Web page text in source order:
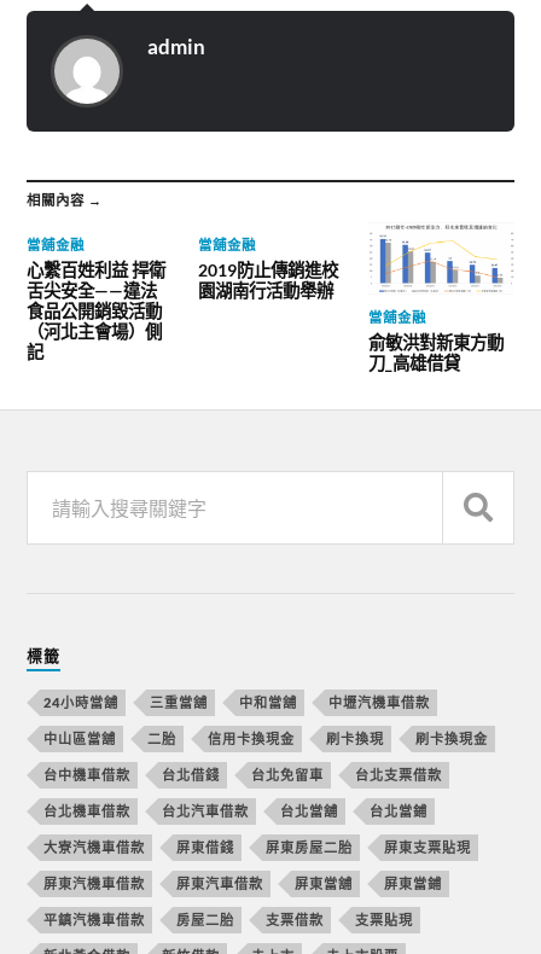
admin
相關內容 →
當舖金融
心繫百姓利益 捍衛
舌尖安全——違法
食品公開銷毀活動
（河北主會場）側
記
當舖金融
2019防止傳銷進校
園湖南行活動舉辦
當舖金融
俞敏洪對新東方動
刀_高雄借貸
標籤
24小時當舖 三重當舖 中和當舖 中壢汽機車借款
中山區當舖 二胎 信用卡換現金 刷卡換現 刷卡換現金
台中機車借款 台北借錢 台北免留車 台北支票借款
台北機車借款 台北汽車借款 台北當舖 台北當鋪
大寮汽機車借款 屏東借錢 屏東房屋二胎 屏東支票貼現
屏東汽機車借款 屏東汽車借款 屏東當舖 屏東當鋪
平鎮汽機車借款 房屋二胎 支票借款 支票貼現